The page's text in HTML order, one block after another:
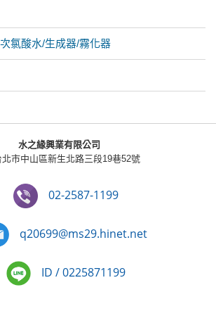
氯酸水/生成器/霧化器
水之緣興業有限公司
北市中山區新生北路三段19巷52號
02-2587-1199
q20699@ms29.hinet.net
ID / 0225871199